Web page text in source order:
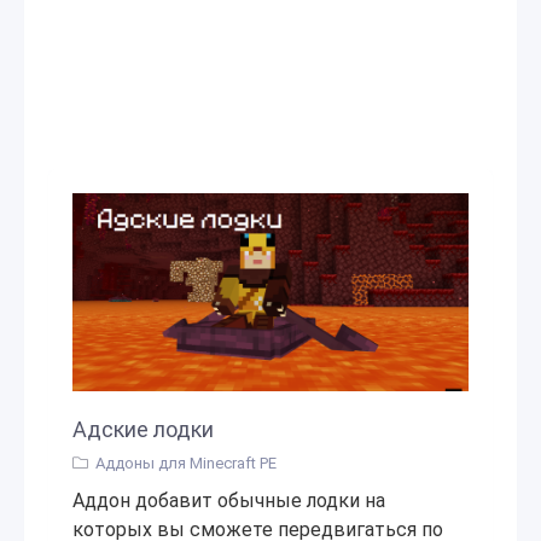
Адские лодки
Аддоны для Minecraft PE
Аддон добавит обычные лодки на
которых вы сможете передвигаться по